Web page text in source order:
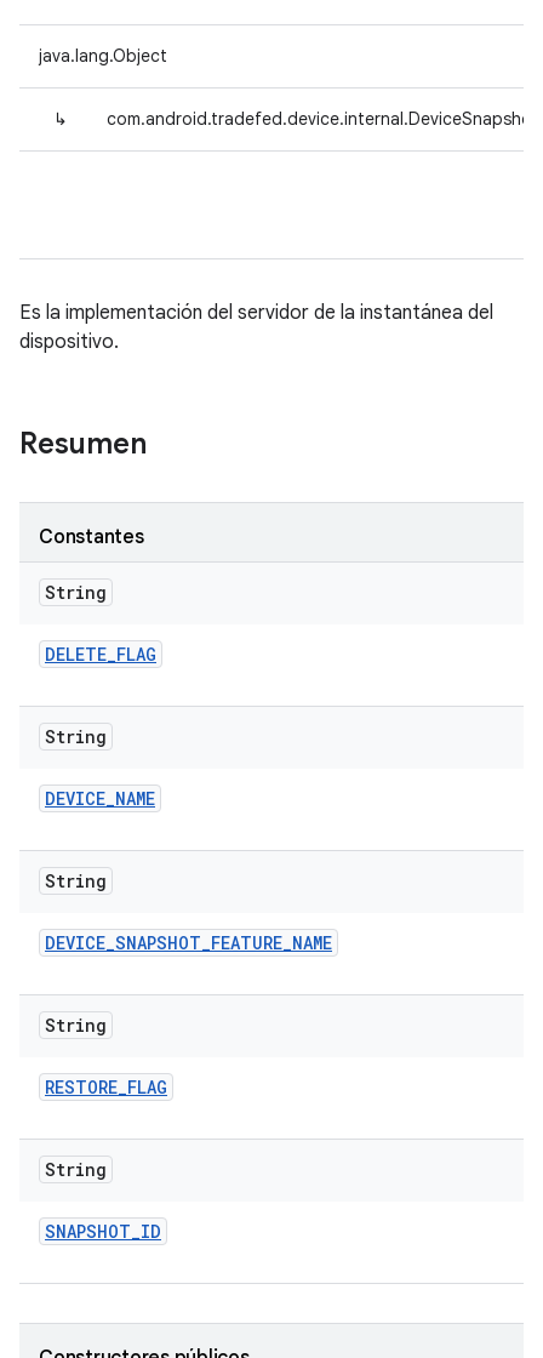
java.lang.Object
↳
Es la implementación del servidor de la instantánea del
dispositivo.
Resumen
Constantes
String
DELETE_FLAG
String
DEVICE_NAME
String
DEVICE_SNAPSHOT_FEATURE_NAME
String
RESTORE_FLAG
String
SNAPSHOT_ID